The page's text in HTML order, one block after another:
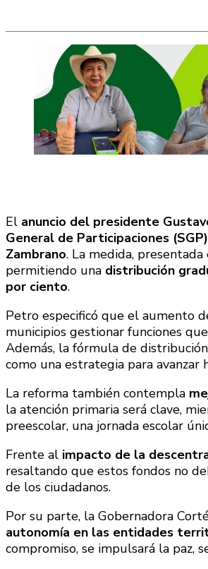
El anuncio del presidente
General de Participaciones (SGP)
Zambrano. La medida,
permitiendo una distribución
por ciento.
Petro especificó que el aumento
municipios gestionar funciones
Además, la fórmula de
como una estrategia para avanzar
La reforma también contempla
la atención primaria será clave,
preescolar, una jornada escolar
Frente al impacto de la
resaltando que estos fondos no
de los ciudadanos.
Por su parte, la Gobernadora
autonomía en las entidades
compromiso, se impulsará la paz,